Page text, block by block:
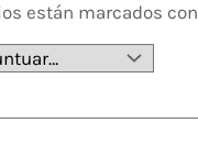
están marcados con